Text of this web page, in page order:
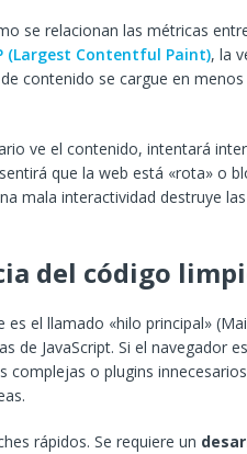
se relacionan las métricas
(Largest Contentful Paint), la
contenido se cargue en menos
ve el contenido, intentará
que la web está «rota» o
mala interactividad destruye
del código
es el llamado «hilo principal»
de JavaScript. Si el navegador
complejas o plugins
rápidos. Se requiere un